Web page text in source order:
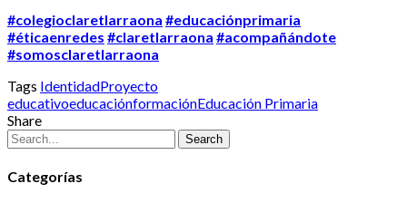
#colegioclaretlarraona #educaciónprimaria
#éticaenredes #claretlarraona #acompañándote
#somosclaretlarraona
Tags IdentidadProyecto
educativoeducaciónformaciónEducación Primaria
Share
Search
Categorías